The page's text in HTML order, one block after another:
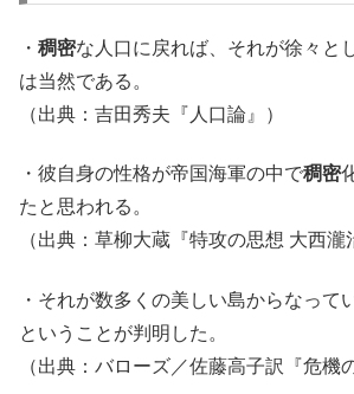
・ 稠密な人口に戻れば、それが徐々と
は当然である。
（出典：吉田秀夫『人口論』）
・彼自身の性格が帝国海軍の中で稠密
たと思われる。
（出典：草柳大蔵『特攻の思想 大西瀧
・それが数多くの美しい島からなって
ということが判明した。
（出典：バローズ／佐藤高子訳『危機